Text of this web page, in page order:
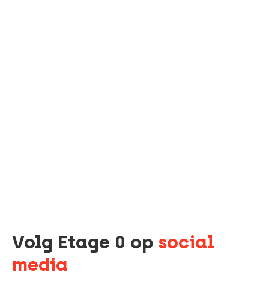
Volg Etage 0 op social
media